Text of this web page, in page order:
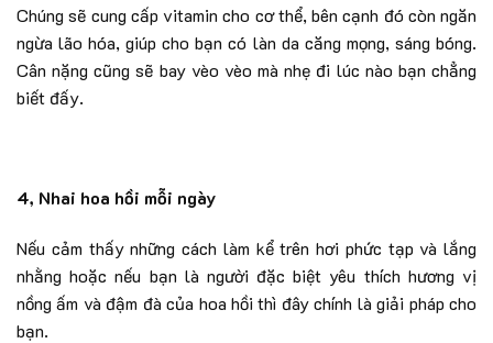
Chúng sẽ cung cấp vitamin cho cơ thể, bên cạnh đó còn ngăn
ngừa lão hóa, giúp cho bạn có làn da căng mọng, sáng bóng.
Cân nặng cũng sẽ bay vèo vèo mà nhẹ đi lúc nào bạn chẳng
biết đấy.
4, Nhai hoa hồi mỗi ngày
Nếu cảm thấy những cách làm kể trên hơi phức tạp và lắng
nhằng hoặc nếu bạn là người đặc biệt yêu thích hương vị
nồng ấm và đậm đà của hoa hồi thì đây chính là giải pháp cho
bạn.